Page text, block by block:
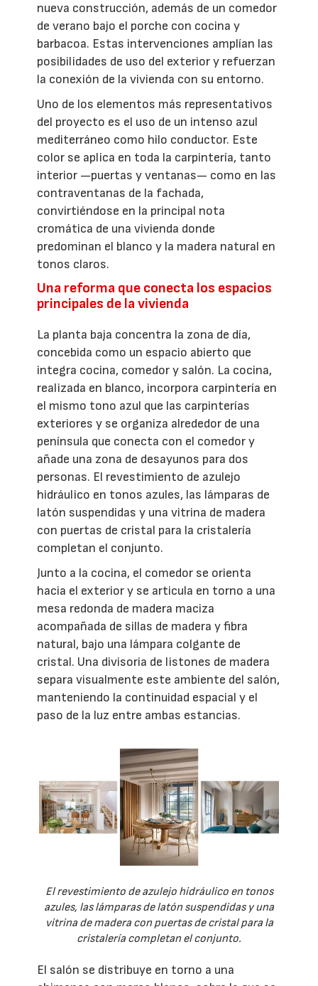
nueva construcción, además de un comedor
de verano bajo el porche con cocina y
barbacoa. Estas intervenciones amplían las
posibilidades de uso del exterior y refuerzan
la conexión de la vivienda con su entorno.
Uno de los elementos más representativos
del proyecto es el uso de un intenso azul
mediterráneo como hilo conductor. Este
color se aplica en toda la carpintería, tanto
interior —puertas y ventanas— como en las
contraventanas de la fachada,
convirtiéndose en la principal nota
cromática de una vivienda donde
predominan el blanco y la madera natural en
tonos claros.
Una reforma que conecta los espacios
principales de la vivienda
La planta baja concentra la zona de día,
concebida como un espacio abierto que
integra cocina, comedor y salón. La cocina,
realizada en blanco, incorpora carpintería en
el mismo tono azul que las carpinterías
exteriores y se organiza alrededor de una
península que conecta con el comedor y
añade una zona de desayunos para dos
personas. El revestimiento de azulejo
hidráulico en tonos azules, las lámparas de
latón suspendidas y una vitrina de madera
con puertas de cristal para la cristalería
completan el conjunto.
Junto a la cocina, el comedor se orienta
hacia el exterior y se articula en torno a una
mesa redonda de madera maciza
acompañada de sillas de madera y fibra
natural, bajo una lámpara colgante de
cristal. Una divisoria de listones de madera
separa visualmente este ambiente del salón,
manteniendo la continuidad espacial y el
paso de la luz entre ambas estancias.
El revestimiento de azulejo hidráulico en tonos
azules, las lámparas de latón suspendidas y una
vitrina de madera con puertas de cristal para la
cristalería completan el conjunto.
El salón se distribuye en torno a una